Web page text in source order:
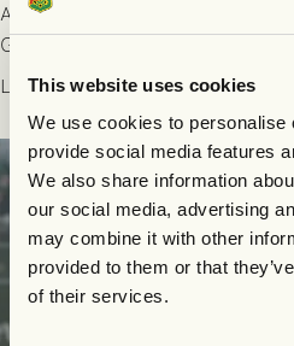
This website uses cookies
We use cookies to personalise
provide social media features
We also share information
our social media, advertising
may combine it with other
provided to them or that
of their services.
All evenemangsinformation du
Gamla Ullevi och matchen mellan
Allsvenskan! Avspark kl 16.30 på
Läs mer